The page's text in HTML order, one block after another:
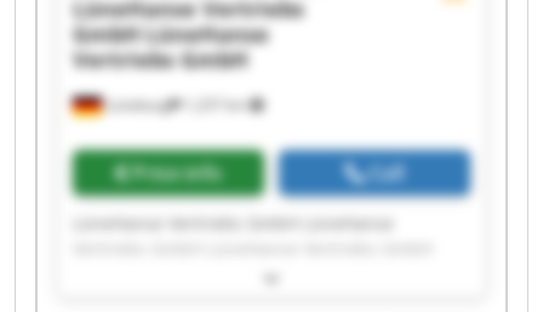
Lüneburg 1,237 km
LüneHanse Vertriebs
GmbH LüneHanse
Vertriebs GmbH
Price info Call
LüneHanse Vertriebs GmbH LüneHanse